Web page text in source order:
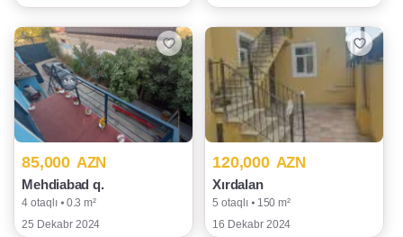
85,000 AZN
Mehdiabad q.
4 otaqlı ⦁ 0.3 m²
25 Dekabr 2024
120,000 AZN
Xırdalan
5 otaqlı ⦁ 150 m²
16 Dekabr 2024